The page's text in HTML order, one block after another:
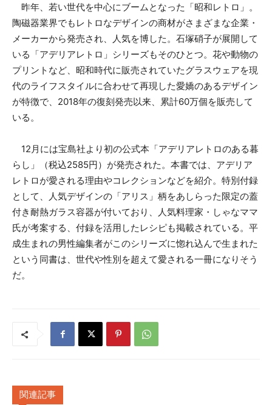
昨年、若い世代を中心にブームとなった「昭和レトロ」。
陶磁器業界でもレトロなデザインの商材がさまざまな企業・
メーカーから発売され、人気を博した。石塚硝子が展開して
いる「アデリアレトロ」シリーズもそのひとつ。花や動物の
プリントなど、昭和時代に販売されていたグラスウェアを現
代のライフスタイルに合わせて再現した愛嬌のあるデザイン
が特徴で、2018年の復刻発売以来、累計60万個を販売して
いる。
12月には宝島社より初の公式本「アデリアレトロのある暮
らし」（税込2585円）が発売された。本書では、アデリア
レトロが愛される理由やコレクションなどを紹介。特別付録
として、人気デザインの「アリス」柄をあしらった限定の蓋
付き耐熱ガラス容器が付いており、人気料理家・しゃなママ
氏が考案する、付録を活用したレシピも掲載されている。平
成生まれの男性編集者がこのシリーズに惚れ込んで生まれた
という同書は、世代や性別を超えて愛される一冊になりそう
だ。
関連記事